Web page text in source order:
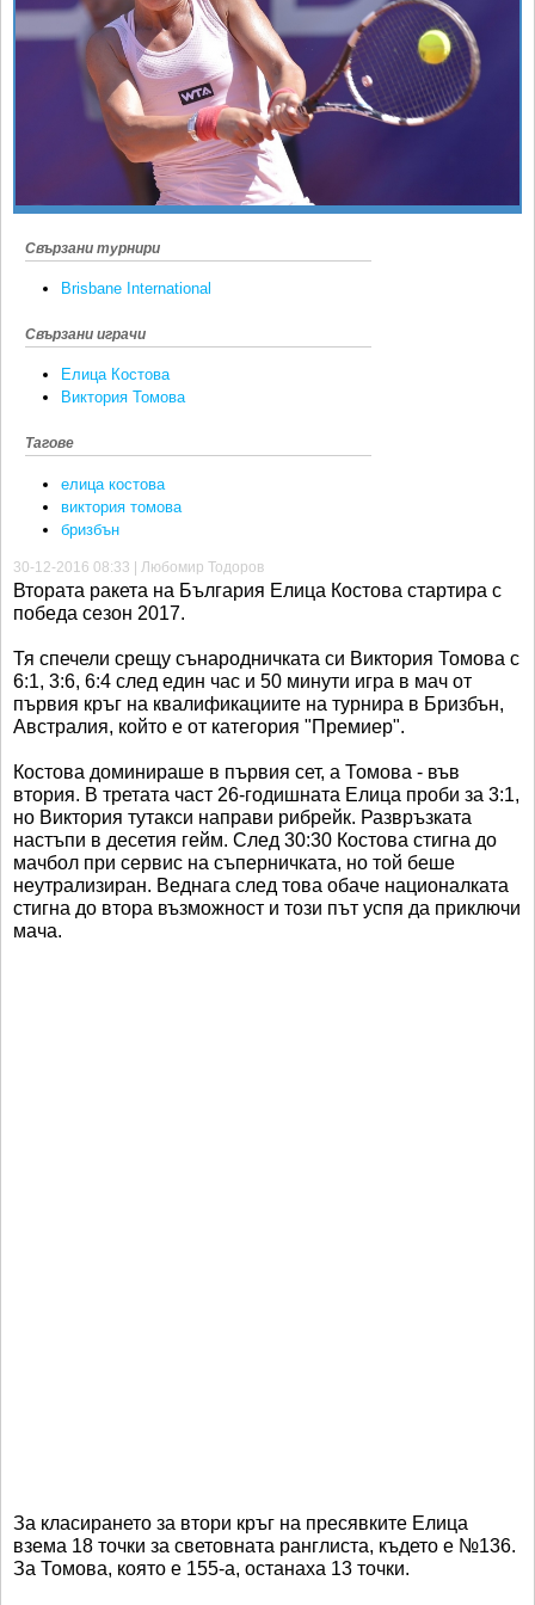
SOFIA OPEN
КЛУБОВЕ
РАКЕТНИ
Ретро
Спорт&Фитнес
Свързани турнири
Brisbane International
Свързани играчи
Елица Костова
Виктория Томова
Тагове
елица костова
виктория томова
бризбън
30-12-2016 08:33 | Любомир Тодоров
Втората ракета на България Елица Костова стартира с
победа сезон 2017.
Тя спечели срещу сънародничката си Виктория Томова с
6:1, 3:6, 6:4 след един час и 50 минути игра в мач от
първия кръг на квалификациите на турнира в Бризбън,
Австралия, който е от категория "Премиер".
Костова доминираше в първия сет, а Томова - във
втория. В третата част 26-годишната Елица проби за 3:1,
но Виктория тутакси направи рибрейк. Развръзката
настъпи в десетия гейм. След 30:30 Костова стигна до
мачбол при сервис на съперничката, но той беше
неутрализиран. Веднага след това обаче националката
стигна до втора възможност и този път успя да приключи
мача.
За класирането за втори кръг на пресявките Елица
взема 18 точки за световната ранглиста, където е №136.
За Томова, която е 155-а, останаха 13 точки.